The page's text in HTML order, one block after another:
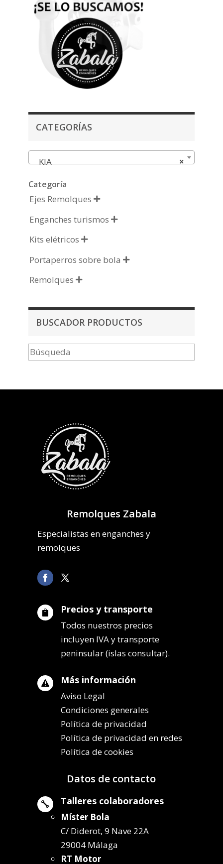
CATEGORÍAS
×
KIA
Categoría
Ejes Remolques 
Enganches turismos 
Kits elétricos 
Portaperros sobre bola 
Remolques 
BUSCADOR PRODUCTOS
Remolques Zabala
Especialistas en enganches y
remolques
 Precios y transporte
Todos nuestros precios
incluyen IVA y transporte
peninsular (islas consultar).
 Más información
Aviso Legal
Condiciones generales
Política de privacidad
Política de privacidad en redes
Política de cookies
Datos de contacto
 Talleres colaboradores
Míster Bola
C/ Diderot, 9 Nave 22A
29004 Málaga
RT Motor